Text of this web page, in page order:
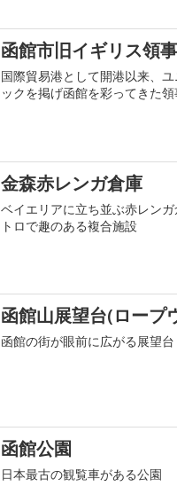
函館市旧イギリス領
国際貿易港として開港以来、
ックを掲げ函館を彩ってきた
金森赤レンガ倉庫
ベイエリアに立ち並ぶ赤レン
トロで趣のある複合施設
函館山展望台(ロープ
函館の街が眼前に広がる展望台
函館公園
日本最古の観覧車がある公園